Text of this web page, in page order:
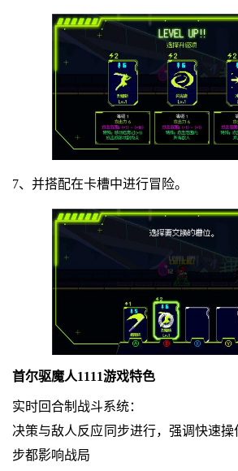
7、并搭配在卡槽中进行冒险。
首尔驱魔人1111游戏特色
实时回合制战斗系统：
决策与敌人反应同步进行，强调快速
步都影响战局